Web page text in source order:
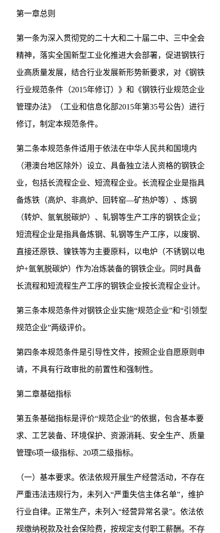
第一章总则
第一条为深入贯彻党的二十大和二十届二中、三中全会
精神，落实全国新型工业化推进大会部署，促进钢铁行
业高质量发展，结合行业发展新形势新要求，对《钢铁
行业规范条件（2015年修订）》和《钢铁行业规范企业
管理办法》（工业和信息化部2015年第35号公告）进行
修订，制定本规范条件。
第二条本规范条件适用于依法在中华人民共和国境内
（港澳台地区除外）设立、具备独立法人资格的钢铁企
业，包括长流程企业、短流程企业。长流程企业是指具
备炼铁（高炉、非高炉、回转窑—矿热炉等）、炼钢
（转炉、氩氧脱碳炉）、轧钢等生产工序的钢铁企业；
短流程企业是指具备炼钢、轧钢等生产工序，以废钢、
直接还原铁、镍铁等为主要原料，以电炉（不锈钢以电
炉+氩氧脱碳炉）作为冶炼装备的钢铁企业。同时具备
长流程和短流程生产工序的钢铁企业按长流程企业计。
第三条本规范条件对钢铁企业实施“规范企业”和“引领型
规范企业”两级评价。
第四条本规范条件是引导性文件，按照企业自愿原则申
请，不具有行政审批的前置性和强制性。
第二章基础指标
第五条基础指标是评价“规范企业”的依据，包含基本要
求、工艺装备、环境保护、资源消耗、安全生产、质量
管理6项一级指标、20项二级指标。
（一）基本要求。依法依规开展生产经营活动，不存在
严重违法违规行为，未列入“严重失信主体名单”，维护
行业自律。正常生产，未列入“经营异常名录”。依法依
规缴纳税款及社会保险费，按规定支付职工薪酬。不存